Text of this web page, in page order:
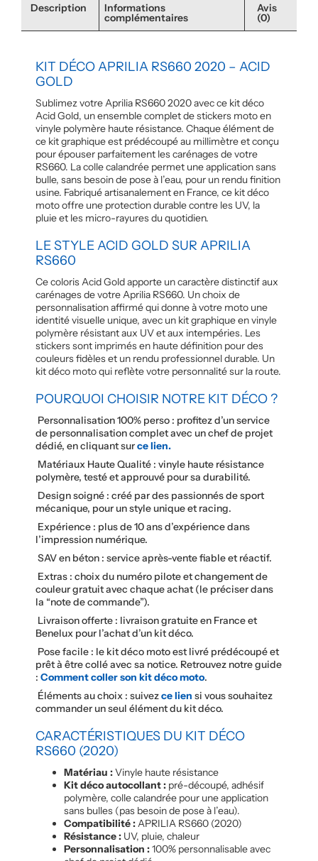
Description Informations
complémentaires
Avis
(0)
KIT DÉCO APRILIA RS660 2020 – ACID
GOLD
Sublimez votre Aprilia RS660 2020 avec ce kit déco
Acid Gold, un ensemble complet de stickers moto en
vinyle polymère haute résistance. Chaque élément de
ce kit graphique est prédécoupé au millimètre et conçu
pour épouser parfaitement les carénages de votre
RS660. La colle calandrée permet une application sans
bulle, sans besoin de pose à l’eau, pour un rendu finition
usine. Fabriqué artisanalement en France, ce kit déco
moto offre une protection durable contre les UV, la
pluie et les micro-rayures du quotidien.
LE STYLE ACID GOLD SUR APRILIA
RS660
Ce coloris Acid Gold apporte un caractère distinctif aux
carénages de votre Aprilia RS660. Un choix de
personnalisation affirmé qui donne à votre moto une
identité visuelle unique, avec un kit graphique en vinyle
polymère résistant aux UV et aux intempéries. Les
stickers sont imprimés en haute définition pour des
couleurs fidèles et un rendu professionnel durable. Un
kit déco moto qui reflète votre personnalité sur la route.
POURQUOI CHOISIR NOTRE KIT DÉCO ?
Personnalisation 100% perso : profitez d’un service
de personnalisation complet avec un chef de projet
dédié, en cliquant surce lien.
Matériaux Haute Qualité : vinyle haute résistance
polymère, testé et approuvé pour sa durabilité.
Design soigné : créé par des passionnés de sport
mécanique, pour un style unique et racing.
Expérience : plus de 10 ans d’expérience dans
l’impression numérique.
SAV en béton : service après-vente fiable et réactif.
Extras : choix du numéro pilote et changement de
couleur gratuit avec chaque achat (le préciser dans
la “note de commande”).
Livraison offerte : livraison gratuite en France et
Benelux pour l’achat d’un kit déco.
Pose facile : le kit déco moto est livré prédécoupé et
prêt à être collé avec sa notice. Retrouvez notre guide
: Comment coller son kit déco moto.
Éléments au choix : suivezce lien si vous souhaitez
commander un seul élément du kit déco.
CARACTÉRISTIQUES DU KIT DÉCO
RS660 (2020)
Matériau :Vinyle haute résistance
Kit déco autocollant : pré-découpé, adhésif
polymère, colle calandrée pour une application
sans bulles (pas besoin de pose à l’eau).
Compatibilité :APRILIA RS660 (2020)
Résistance : UV, pluie, chaleur
Personnalisation :100% personnalisable avec